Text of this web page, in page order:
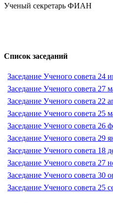
Ученый секретарь ФИАН
Список заседаний
Заседание Ученого совета 24
Заседание Ученого совета 27
Заседание Ученого совета 22
Заседание Ученого совета 25
Заседание Ученого совета 26
Заседание Ученого совета 29
Заседание Ученого совета 18
Заседание Ученого совета 27
Заседание Ученого совета 30
Заседание Ученого совета 25